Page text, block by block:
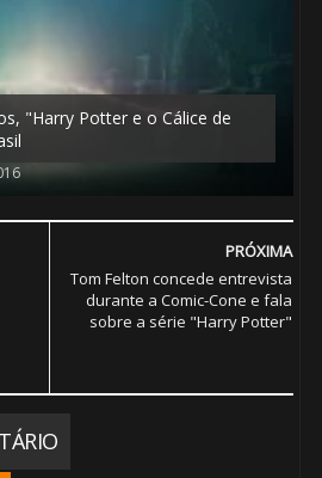
"Harry Potter e o Cálice de
PRÓXIMA
Tom Felton concede entrevista
durante a Comic-Cone e fala
sobre a série "Harry Potter"